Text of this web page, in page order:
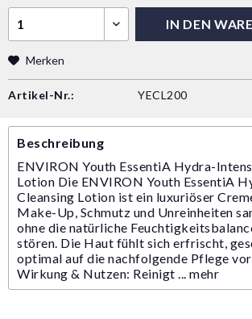
IN DEN
Merken
Artikel-Nr.: YECL200
Beschreibung
ENVIRON Youth EssentiA Hydra-
Lotion Die ENVIRON Youth EssentiA
Cleansing Lotion ist ein luxuriöser
Make-Up, Schmutz und Unreinheiten
ohne die natürliche
stören. Die Haut fühlt sich erfrischt,
optimal auf die nachfolgende Pflege
Wirkung & Nutzen: Reinigt ... mehr